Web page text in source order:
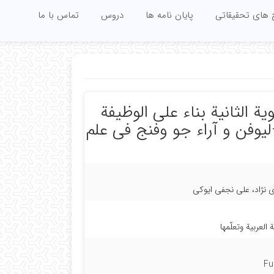
تحقیقاتی پایان نامه ها دروس تماس با ما
الثانیة بناء علی الوظیفة
و آراء جو وفنج فی علم
نژاد، علی نجفی ایوکی
وتعلّمها